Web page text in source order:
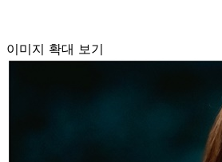
이미지 확대 보기